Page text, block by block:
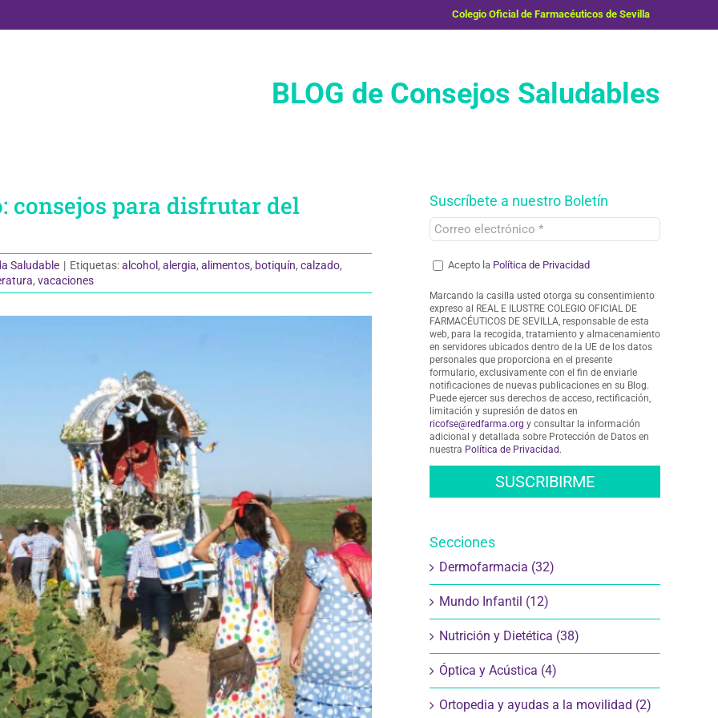
Colegio Oficial de Farmacéuticos de Sevilla
BLOG de Consejos Saludables
consejos para disfrutar del
Saludable | Etiquetas:alcohol , alergia, alimentos, botiquín, calzado,
, vacaciones
Suscríbete a nuestro Boletín
Acepto la Política de Privacidad
Marcando la casilla usted otorga su consentimiento
expreso al REAL E ILUSTRE COLEGIO OFICIAL DE
FARMACÉUTICOS DE SEVILLA, responsable de esta
web, para la recogida, tratamiento y almacenamiento
en servidores ubicados dentro de la UE de los datos
personales que proporciona en el presente
formulario, exclusivamente con el fin de enviarle
notificaciones de nuevas publicaciones en su Blog.
Puede ejercer sus derechos de acceso, rectificación,
limitación y supresión de datos en
ricofse@redfarma.org y consultar la información
adicional y detallada sobre Protección de Datos en
nuestra Política de Privacidad .
Secciones
Dermofarmacia (32)
Mundo Infantil (12)
Nutrición y Dietética (38)
Óptica y Acústica (4)
Ortopedia y ayudas a la movilidad (2)